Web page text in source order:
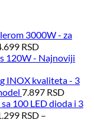
3000W - za
RSD
120W - Najnoviji
INOX kvaliteta - 3
7.897 RSD
100 LED dioda i 3
RSD –